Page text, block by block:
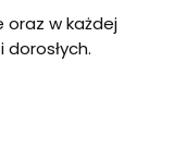
oraz w każdej